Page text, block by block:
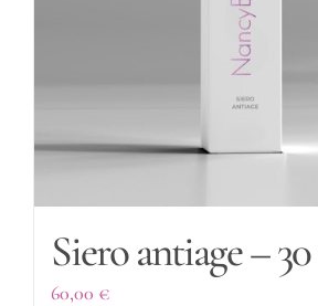
Siero antiage –
60,00 €